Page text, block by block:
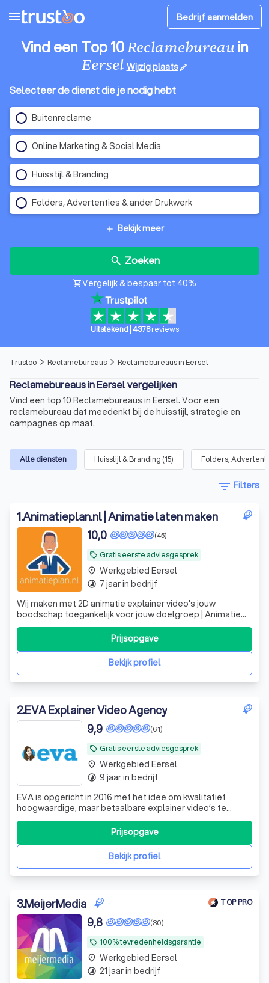
menu Bedrijf aanmelden
Vind een Top 10Reclamebureauin
Eersel Wijzig plaatsedit
Selecteer de dienst die je nodig hebt
Buitenreclame
Online Marketing & Social Media
Huisstijl & Branding
Folders, Advertenties & ander Drukwerk
add Bekijk meer
search Zoeken
shopping_cartVergelijk & bespaar tot 40%
Uitstekend| 4378 reviews
Trustoo arrow_forward_ios Reclamebureaus arrow_forward_ios Reclamebureaus in Eersel
Reclamebureaus in Eersel vergelijken
Vind een top 10 Reclamebureaus in Eersel. Voor een
reclamebureau dat meedenkt bij de huisstijl, strategie en
campagnes op maat.
Alle diensten Huisstijl & Branding (15) Folders,
filter_list Filters
1.Animatieplan.nl | Animatie laten maken
local_offer Gratis eerste adviesgesprek
(45)
10,0
Wij maken met 2D animatie explainer video's jouw
boodschap toegankelijk voor jouw doelgroep | Animatie
laten maken? | Animatieplan.nl
Bekijk profiel
Prijsopgave
place Werkgebied Eersel
timelapse 7 jaar in bedrijf
2.EVA Explainer Video Agency
local_offer Gratis eerste adviesgesprek
(61)
9,9
EVA is opgericht in 2016 met het idee om kwalitatief
hoogwaardige, maar betaalbare explainer video’s te
maken in een ‘niet zo betaalbare’ explainer video markt.
Dit idee sloeg aan en inmiddels bestaat ons team uit 11
enthousiaste collega’s. Waaronder 3 projectmanagers en
5 animatoren en een ervarenBekijk profiel
Prijsopgave
place Werkgebied Eersel
timelapse 9 jaar in bedrijf
3.MeijerMedia TOP PRO
local_offer 100% tevredenheidsgarantie
(30)
9,8
place Werkgebied Eersel
timelapse 21 jaar in bedrijf